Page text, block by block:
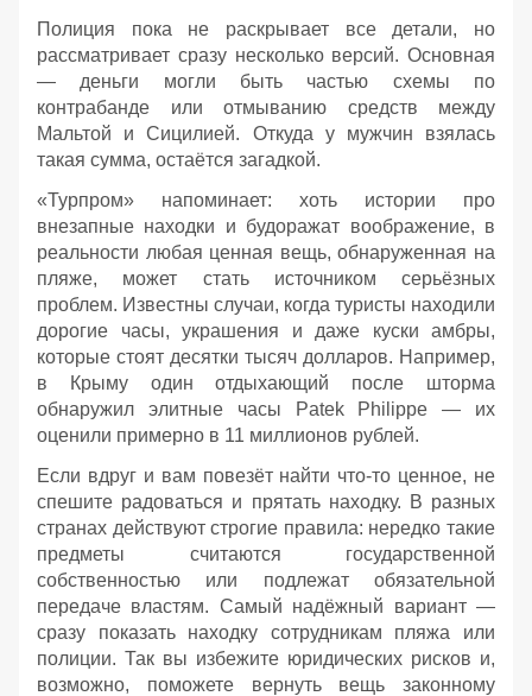
Полиция пока не раскрывает все детали, но
рассматривает сразу несколько версий. Основная
— деньги могли быть частью схемы по
контрабанде или отмыванию средств между
Мальтой и Сицилией. Откуда у мужчин взялась
такая сумма, остаётся загадкой.
«Турпром» напоминает: хоть истории про
внезапные находки и будоражат воображение, в
реальности любая ценная вещь, обнаруженная на
пляже, может стать источником серьёзных
проблем. Известны случаи, когда туристы находили
дорогие часы, украшения и даже куски амбры,
которые стоят десятки тысяч долларов. Например,
в Крыму один отдыхающий после шторма
обнаружил элитные часы Patek Philippe — их
оценили примерно в 11 миллионов рублей.
Если вдруг и вам повезёт найти что‑то ценное, не
спешите радоваться и прятать находку. В разных
странах действуют строгие правила: нередко такие
предметы считаются государственной
собственностью или подлежат обязательной
передаче властям. Самый надёжный вариант —
сразу показать находку сотрудникам пляжа или
полиции. Так вы избежите юридических рисков и,
возможно, поможете вернуть вещь законному